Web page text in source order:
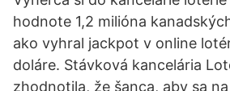
hodnote 1,2 milióna
ako vyhral jackpot v online
doláre. Stávková kancelária
zhodnotila, že šanca, aby sa